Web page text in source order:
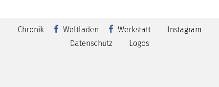
Chronik Weltladen Werkstatt
Instagram
Datenschutz
Logos